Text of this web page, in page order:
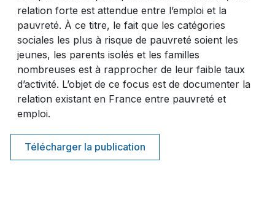
relation forte est attendue entre l’emploi et la
pauvreté. À ce titre, le fait que les catégories
sociales les plus à risque de pauvreté soient les
jeunes, les parents isolés et les familles
nombreuses est à rapprocher de leur faible taux
d’activité. L’objet de ce focus est de documenter la
relation existant en France entre pauvreté et
emploi.
Télécharger la publication